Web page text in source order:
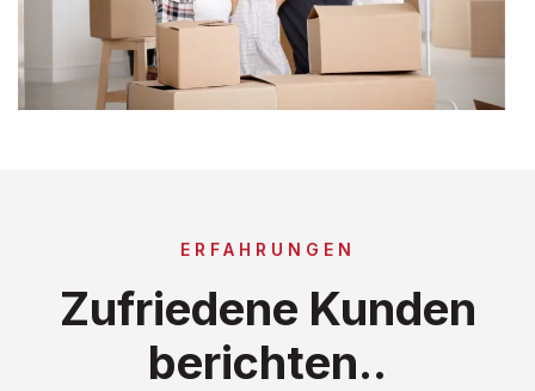
ERFAHRUNGEN
Zufriedene Kunden
berichten..